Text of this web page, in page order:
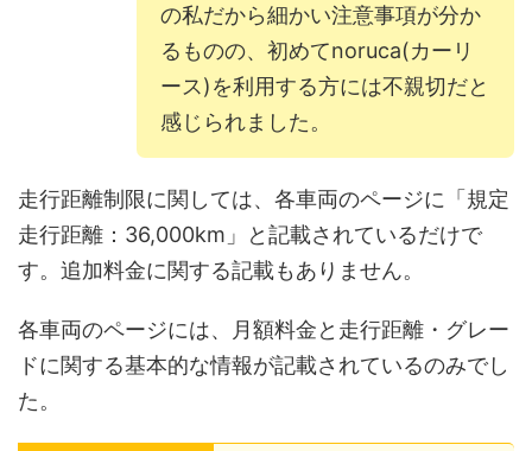
の私だから細かい注意事項が分か
るものの、初めてnoruca(カーリ
ース)を利用する方には不親切だと
感じられました。
走行距離制限に関しては、各車両のページに「規定
走行距離：36,000km」と記載されているだけで
す。追加料金に関する記載もありません。
各車両のページには、月額料金と走行距離・グレー
ドに関する基本的な情報が記載されているのみでし
た。